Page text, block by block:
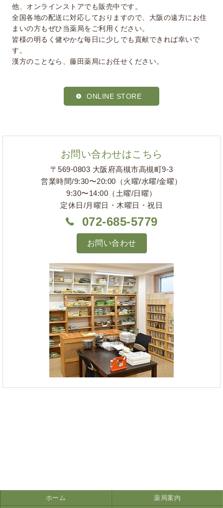
他、オンラインストアでも販売中です。
全国各地の配送に対応しておりますので、大阪の遠方にお住
まいの方もぜひ当薬局をご利用ください。
皆様の明るく健やかな毎日に少しでも貢献できれば幸いで
す。
漢方のことなら、藤田薬局にお任せください。
ONLINE STORE
お問い合わせはこちら
〒569-0803 大阪府高槻市高槻町9-3
営業時間/9:30〜20:00（火曜/水曜/金曜）
9:30〜14:00（土曜/日曜）
定休日/月曜日・木曜日・祝日
072-685-5779
お問い合わせ
ホーム 薬局案内